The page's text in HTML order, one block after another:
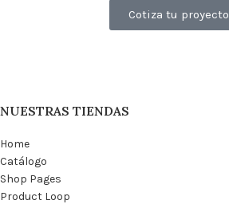
Cotiza tu proyecto
NUESTRAS TIENDAS
Home
Catálogo
Shop Pages
Product Loop